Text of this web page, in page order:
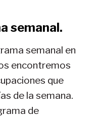
semanal.
semanal en
encontremos
que
de la semana.
de